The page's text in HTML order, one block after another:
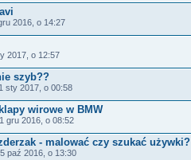
2016, o 14:27
2017, o 12:57
szyb??
sty 2017, o 00:58
wirowe w BMW
gru 2016, o 08:52
- malować czy szukać używki?
paź 2016, o 13:30